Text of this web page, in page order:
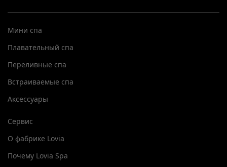
Мини спа
Плавательный спа
Переливные спа
Встраиваемые спа
Аксессуары
Сервис
О фабрике Lovia
Почему Lovia Spa